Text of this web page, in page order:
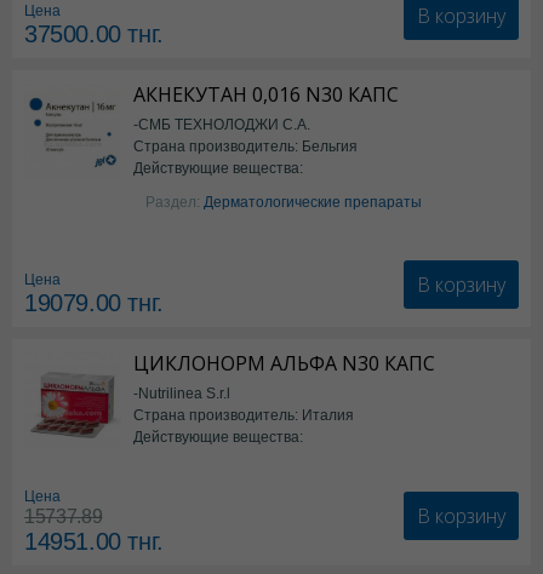
Цена
37500.00тнг.
В корзину
АКНЕКУТАН 0,016 N30 КАПС
-СМБ ТЕХНОЛОДЖИ С.А.
Страна производитель: Бельгия
Действующие вещества:
Изотретиноин
Раздел: Дерматологические препараты
Цена
19079.00тнг.
В корзину
ЦИКЛОНОРМ АЛЬФА N30 КАПС
-Nutrilinea S.r.l
Страна производитель: Италия
Действующие вещества:
Цена
15737.89
14951.00тнг.
В корзину